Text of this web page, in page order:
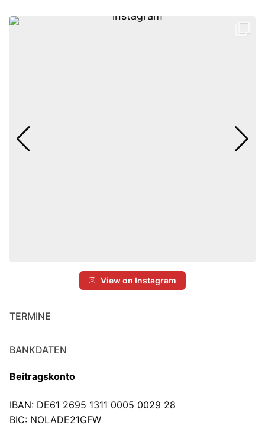
View on Instagram
TERMINE
BANKDATEN
Beitragskonto
IBAN: DE61 2695 1311 0005 0029 28
BIC: NOLADE21GFW